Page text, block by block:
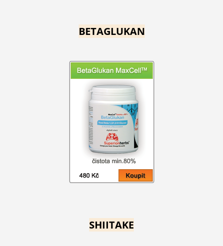
BETAGLUKAN
SHIITAKE